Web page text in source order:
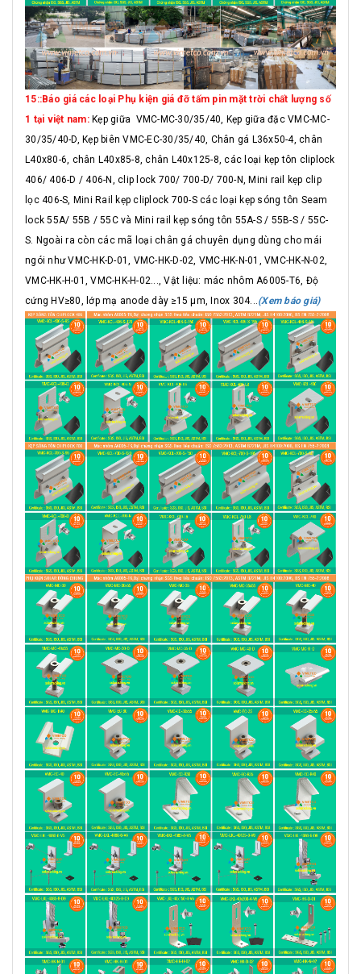
15::Báo giá các loại Phụ kiện giá đỡ tấm pin mặt trời chất lượng số
1 tại việt nam: Kẹp giữa VMC-MC-30/35/40, Kẹp giữa đặc VMC-MC-
30/35/40-D, Kẹp biên VMC-EC-30/35/40, Chân gá L36x50-4, chân
L40x80-6, chân L40x85-8, chân L40x125-8, các loại kẹp tôn cliplock
406/ 406-D / 406-N, clip lock 700/ 700-D/ 700-N, Mini rail kẹp clip
lọc 406-S, Mini Rail kẹp cliplock 700-S các loại kẹp sóng tôn Seam
lock 55A/ 55B / 55C và Mini rail kẹp sóng tôn 55A-S / 55B-S / 55C-
S. Ngoài ra còn các mã loại chân gá chuyên dụng dùng cho mái
ngói như VMC-HK-D-01, VMC-HK-D-02, VMC-HK-N-01, VMC-HK-N-02,
VMC-HK-H-01, VMC-HK-H-02..., Vật liệu: mác nhôm A6005-T6, Độ
cứng HV≥80, lớp mạ anode dày ≥15 μm, Inox 304... (Xem báo giá)